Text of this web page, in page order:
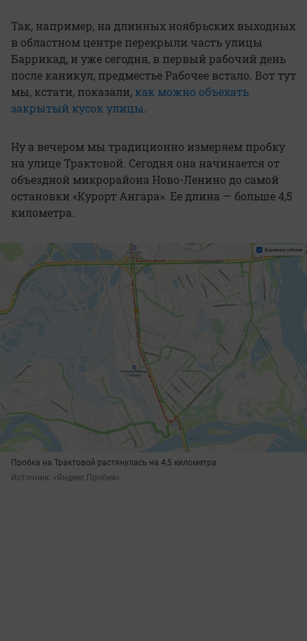
Так, например, на длинных ноябрьских выходных
в областном центре перекрыли часть улицы
Баррикад, и уже сегодня, в первый рабочий день
после каникул, предместье Рабочее встало. Вот тут
мы, кстати, показали, как можно объехать
закрытый кусок улицы.
Ну а вечером мы традиционно измеряем пробку
на улице Трактовой. Сегодня она начинается от
объездной микрорайона Ново-Ленино до самой
остановки «Курорт Ангара». Ее длина — больше 4,5
километра.
Пробка на Трактовой растянулась на 4,5 километра
Источник: «Яндекс.Пробки»